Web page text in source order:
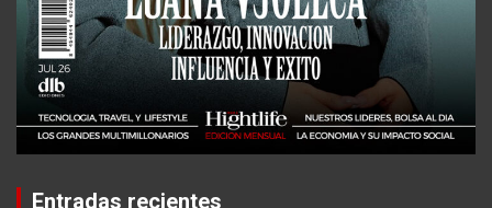
Entradas recientes